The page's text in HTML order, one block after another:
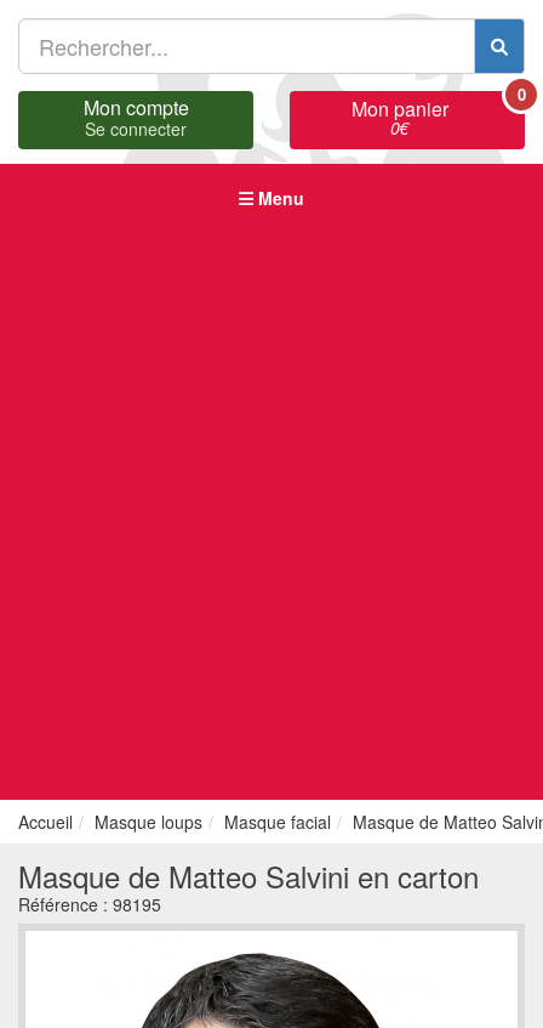
Mon compte
Se connecter
Mon panier
0€
0
Menu
Accueil Masque loups Masque facial Masque de Matteo
Masque de Matteo Salvini en carton
Référence : 98195